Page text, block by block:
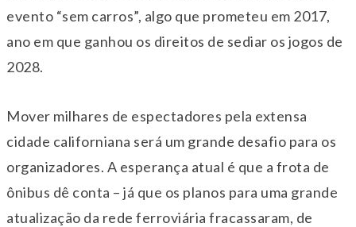
evento “sem carros”, algo que prometeu em 2017,
ano em que ganhou os direitos de sediar os jogos de
2028.
Mover milhares de espectadores pela extensa
cidade californiana será um grande desafio para os
organizadores. A esperança atual é que a frota de
ônibus dê conta – já que os planos para uma grande
atualização da rede ferroviária fracassaram, de